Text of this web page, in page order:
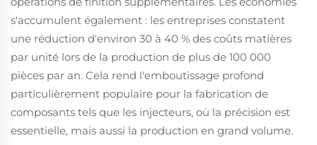
s'accumulent également : les entreprises constatent
une réduction d'environ 30 à 40 % des coûts matières
par unité lors de la production de plus de 100 000
pièces par an. Cela rend l'emboutissage profond
particulièrement populaire pour la fabrication de
composants tels que les injecteurs, où la précision est
essentielle, mais aussi la production en grand volume.